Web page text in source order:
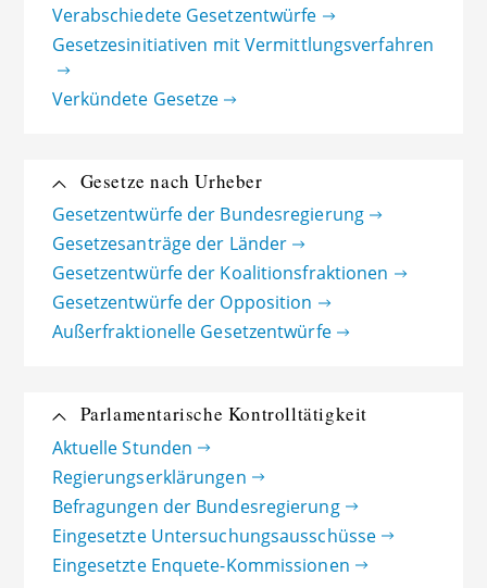
Verabschiedete Gesetzentwürfe
Gesetzesinitiativen mit Vermittlungsverfahren
Verkündete Gesetze
Gesetze nach Urheber
Gesetzentwürfe der Bundesregierung
Gesetzesanträge der Länder
Gesetzentwürfe der Koalitionsfraktionen
Gesetzentwürfe der Opposition
Außerfraktionelle Gesetzentwürfe
Parlamentarische Kontrolltätigkeit
Aktuelle Stunden
Regierungserklärungen
Befragungen der Bundesregierung
Eingesetzte Untersuchungsausschüsse
Eingesetzte Enquete-Kommissionen